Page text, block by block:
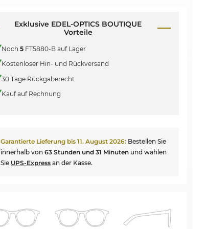
Exklusive EDEL-OPTICS BOUTIQUE
Vorteile
Noch5 FT5880-B auf Lager
Kostenloser Hin- und Rückversand
30 Tage Rückgaberecht
Kauf auf Rechnung
Garantierte Lieferung bis11. August 2026: Bestellen Sie
innerhalb von63 Stunden und 31 Minuten und wählen
Sie UPS-Express an der Kasse.